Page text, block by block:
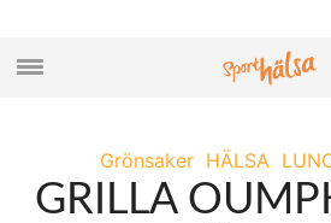
Grönsaker HÄLSA
GRILLA